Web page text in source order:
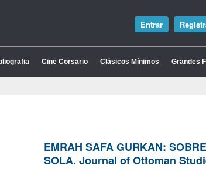
Entrar
Cine Corsario Clásicos Mínimos Grandes
EMRAH SAFA GURKAN:
SOLA. Journal of Ottoman